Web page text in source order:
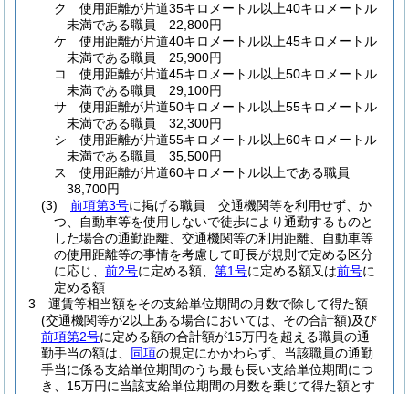
ク
使用距離が片道35キロメートル以上40キロメートル
未満である職員 22,800円
ケ
使用距離が片道40キロメートル以上45キロメートル
未満である職員 25,900円
コ
使用距離が片道45キロメートル以上50キロメートル
未満である職員 29,100円
サ
使用距離が片道50キロメートル以上55キロメートル
未満である職員 32,300円
シ
使用距離が片道55キロメートル以上60キロメートル
未満である職員 35,500円
ス
使用距離が片道60キロメートル以上である職員
38,700円
(3)
前項第3号に掲げる職員 交通機関等を利用せず、か
つ、自動車等を使用しないで徒歩により通勤するものと
した場合の通勤距離、交通機関等の利用距離、自動車等
の使用距離等の事情を考慮して町長が規則で定める区分
に応じ、 前2号に定める額、 第1号に定める額又は前号に
定める額
3
運賃等相当額をその支給単位期間の月数で除して得た額
(交通機関等が2以上ある場合においては、その合計額)及び
前項第2号に定める額の合計額が15万円を超える職員の通
勤手当の額は、 同項の規定にかかわらず、当該職員の通勤
手当に係る支給単位期間のうち最も長い支給単位期間につ
き、15万円に当該支給単位期間の月数を乗じて得た額とす